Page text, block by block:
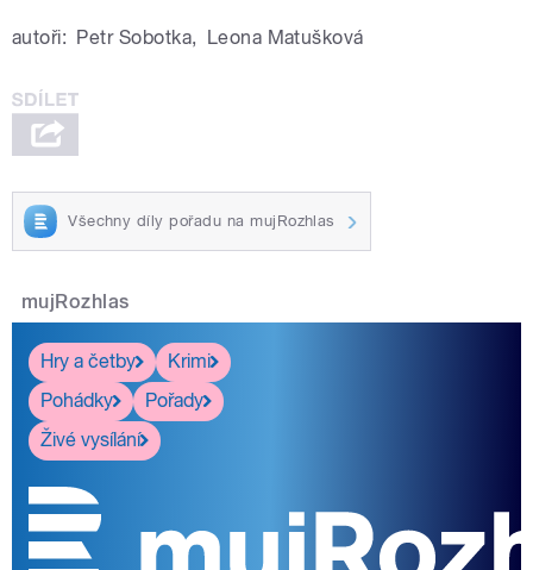
autoři: Petr Sobotka, Leona Matušková
Všechny díly pořadu na mujRozhlas
mujRozhlas
Hry a četby
Krimi
Pohádky
Pořady
Živé vysílání